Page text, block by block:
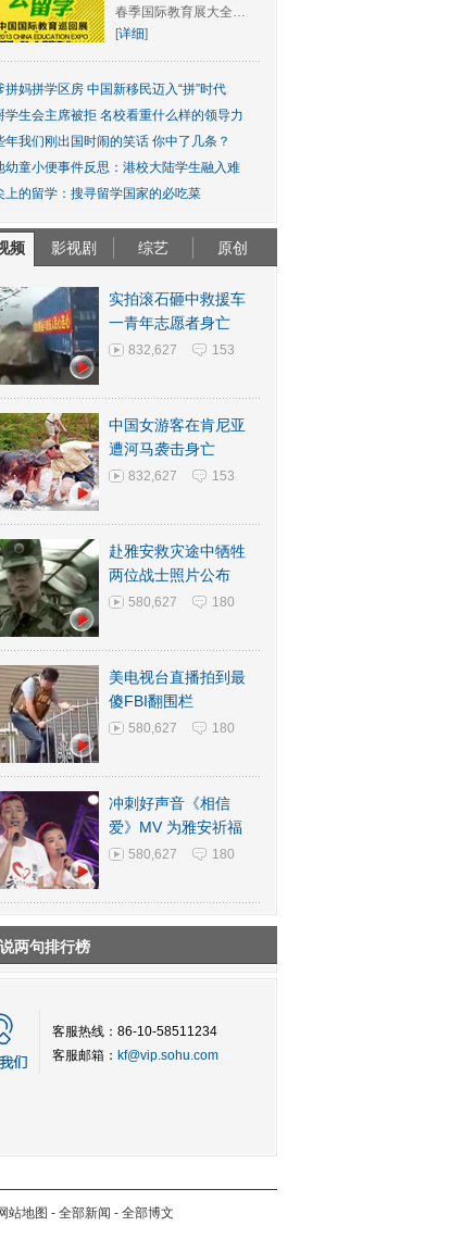
春季国际教育展大全…
[详细]
拼妈拼学区房 中国新移民迈入“拼”时代
学生会主席被拒 名校看重什么样的领导力
年我们刚出国时闹的笑话 你中了几条？
幼童小便事件反思：港校大陆学生融入难
上的留学：搜寻留学国家的必吃菜
频 影视剧 综艺 原创
实拍滚石砸中救援车
一青年志愿者身亡
832,627 153
中国女游客在肯尼亚
遭河马袭击身亡
832,627 153
赴雅安救灾途中牺牲
两位战士照片公布
580,627 180
美电视台直播拍到最
傻FBI翻围栏
580,627 180
冲刺好声音《相信
爱》MV 为雅安祈福
580,627 180
两句排行榜
客服热线：86-10-58511234
客服邮箱： kf@vip.sohu.com
站地图 - 全部新闻 - 全部博文